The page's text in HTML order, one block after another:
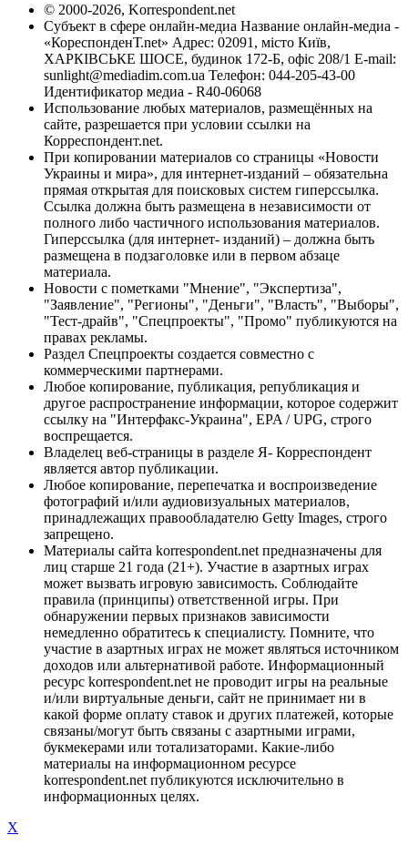
© 2000-2026, Korrespondent.net
Субъект в сфере онлайн-медиа Название онлайн-медиа -
«КореспонденТ.net» Адрес: 02091, місто Київ,
ХАРКІВСЬКЕ ШОСЕ, будинок 172-Б, офіс 208/1 E-mail:
sunlight@mediadim.com.ua Телефон: 044-205-43-00
Идентификатор медиа - R40-06068
Использование любых материалов, размещённых на
сайте, разрешается при условии ссылки на
Корреспондент.net.
При копировании материалов со страницы «Новости
Украины и мира», для интернет-изданий – обязательна
прямая открытая для поисковых систем гиперссылка.
Ссылка должна быть размещена в независимости от
полного либо частичного использования материалов.
Гиперссылка (для интернет- изданий) – должна быть
размещена в подзаголовке или в первом абзаце
материала.
Новости с пометками "Мнение", "Экспертиза",
"Заявление", "Регионы", "Деньги", "Власть", "Выборы",
"Тест-драйв", "Спецпроекты", "Промо" публикуются на
правах рекламы.
Раздел Спецпроекты создается совместно с
коммерческими партнерами.
Любое копирование, публикация, републикация и
другое распространение информации, которое содержит
ссылку на "Интерфакс-Украина", EPA / UPG, строго
воспрещается.
Владелец веб-страницы в разделе Я- Корреспондент
является автор публикации.
Любое копирование, перепечатка и воспроизведение
фотографий и/или аудиовизуальных материалов,
принадлежащих правообладателю Getty Images, строго
запрещено.
Материалы сайта korrespondent.net предназначены для
лиц старше 21 года (21+). Участие в азартных играх
может вызвать игровую зависимость. Соблюдайте
правила (принципы) ответственной игры. При
обнаружении первых признаков зависимости
немедленно обратитесь к специалисту. Помните, что
участие в азартных играх не может являться источником
доходов или альтернативой работе. Информационный
ресурс korrespondent.net не проводит игры на реальные
и/или виртуальные деньги, сайт не принимает ни в
какой форме оплату ставок и других платежей, которые
связаны/могут быть связаны с азартными играми,
букмекерами или тотализаторами. Какие-либо
материалы на информационном ресурсе
korrespondent.net публикуются исключительно в
информационных целях.
X